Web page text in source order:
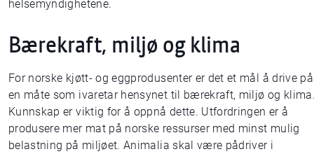
helsemyndighetene.
Bærekraft, miljø og klima
For norske kjøtt- og eggprodusenter er det et mål å drive på
en måte som ivaretar hensynet til bærekraft, miljø og
Kunnskap er viktig for å oppnå dette. Utfordringen er å
produsere mer mat på norske ressurser med minst mulig
belastning på miljøet. Animalia skal være pådriver i